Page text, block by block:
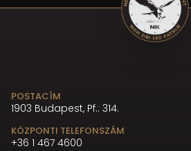
POSTACÍM
1903 Budapest, Pf.: 314.
KÖZPONTI TELEFONSZÁM
+36 1 467 4600